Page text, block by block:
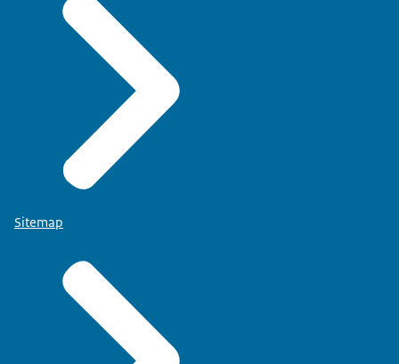
Sitemap